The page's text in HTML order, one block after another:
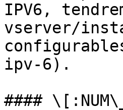
IPV6,
vserver/
ipv-6).
####